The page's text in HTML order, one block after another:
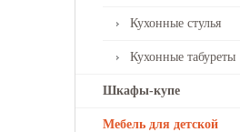
Кухонные стулья
Кухонные табуреты
Шкафы-купе
Мебель для детской